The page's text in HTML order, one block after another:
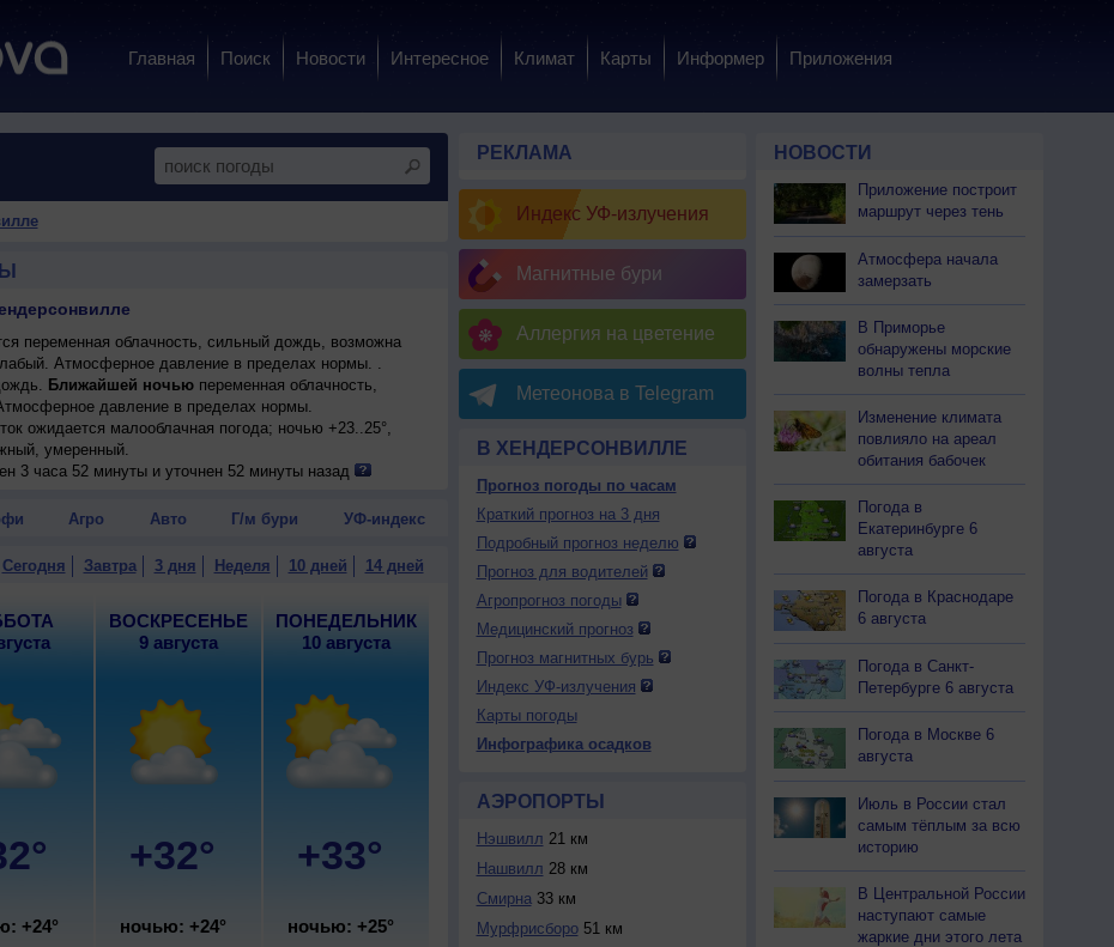
Главная Поиск Новости Интересное Климат Карты Информер Приложения
переменная облачность, сильный дождь, возможна
Атмосферное давление в пределах нормы. .
Ближайшей ночьюпеременная облачность,
давление в пределах нормы.
ожидается малооблачная погода; ночью +23..25°,
умеренный.
погода; ночью +23..25°, днем +30..32°, ветер
ожидается переменная облачность, небольшой дождь,
погода, небольшой дождь, возможна гроза;
ветер южный, умеренный.
3 часа 52 минуты и уточнен 52 минуты назад
Агро Авто Г/м бури УФ-индекс
Сегодня Завтра 3 дня Неделя 10 дней 14 дней
+24°
ВОСКРЕСЕНЬЕ
9 августа
+32°
ночью: +24°
ПОНЕДЕЛЬНИК
10 августа
+33°
ночью: +25°
РЕКЛАМА
Индекс УФ-излучения
Магнитные бури
Аллергия на цветение
Метеонова в Telegram
В ХЕНДЕРСОНВИЛЛЕ
Прогноз погоды по часам
Краткий прогноз на 3 дня
Подробный прогноз неделю
Прогноз для водителей
Агропрогноз погоды
Медицинский прогноз
Прогноз магнитных бурь
Индекс УФ-излучения
Карты погоды
Инфографика осадков
АЭРОПОРТЫ
Нэшвилл 21 км
Нашвилл 28 км
Смирна33 км
Мурфрисборо51 км
НОВОСТИ
Приложение построит
маршрут через тень
Атмосфера начала
замерзать
В Приморье
обнаружены морские
волны тепла
Изменение климата
повлияло на ареал
обитания бабочек
Погода в
Екатеринбурге 6
августа
Погода в Краснодаре
6 августа
Погода в Санкт-
Петербурге 6 августа
Погода в Москве 6
августа
Июль в России стал
самым тёплым за всю
историю
В Центральной России
наступают самые
жаркие дни этого лета